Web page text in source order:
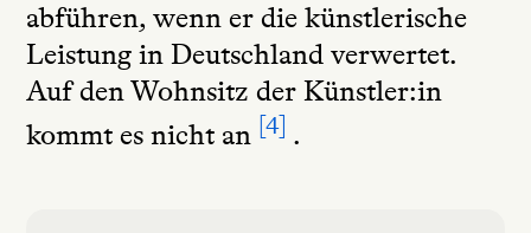
abführen, wenn er die künstlerische
Leistung in Deutschland verwertet.
Auf den Wohnsitz der Künstler:in
kommt es nicht an 4 .